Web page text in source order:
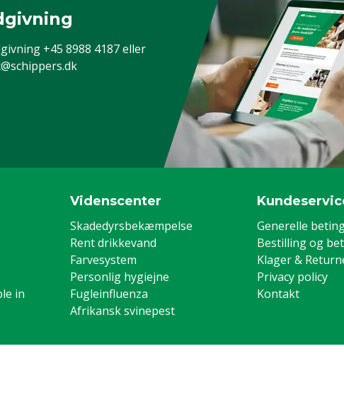
+45 8988 4187eller
in
Videnscenter
Skadedyrsbekæmpelse
Rent drikkevand
Farvesystem
Personlig hygiejne
Fugleinfluenza
Afrikansk svinepest
Generelle
Bestilling og
Klager &
Privacy policy
Kontakt